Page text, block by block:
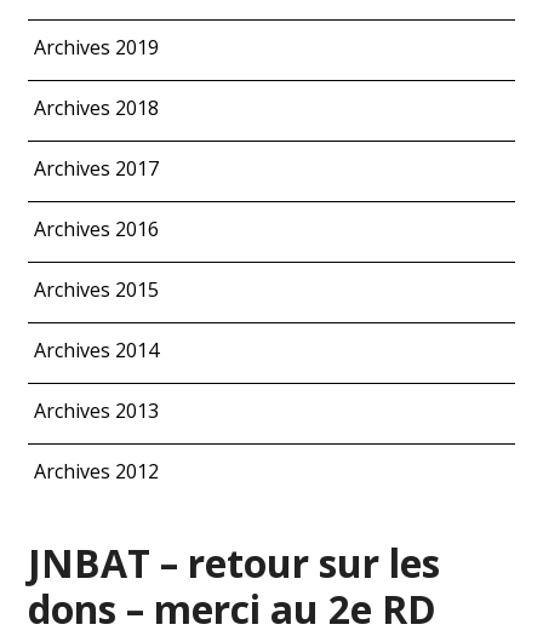
Archives 2019
Archives 2018
Archives 2017
Archives 2016
Archives 2015
Archives 2014
Archives 2013
Archives 2012
JNBAT – retour sur les
dons – merci au 2e RD